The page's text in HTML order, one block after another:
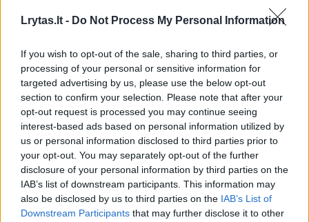
Lrytas.lt - Do Not Process My Personal Information
If you wish to opt-out of the sale, sharing to third parties, or
processing of your personal or sensitive information for
targeted advertising by us, please use the below opt-out
section to confirm your selection. Please note that after your
opt-out request is processed you may continue seeing
interest-based ads based on personal information utilized by
us or personal information disclosed to third parties prior to
your opt-out. You may separately opt-out of the further
disclosure of your personal information by third parties on the
IAB’s list of downstream participants. This information may
also be disclosed by us to third parties on the IAB’s List of
Downstream Participants that may further disclose it to other
Visi įrašai
Žiūrimiausi įrašai
00:00:30
Vaizdai iš tragiškos avarijos Vilniaus r.: dviejų moterų ir
vaiko gyvybių išgelbėti nepavyko
Žinios Lietuvos diena
00:00:57